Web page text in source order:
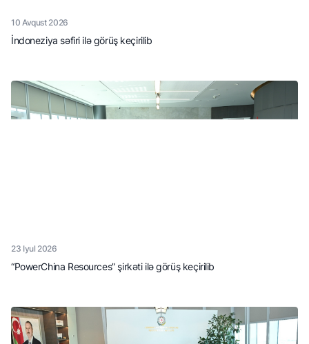
10 Avqust 2026
İndoneziya səfiri ilə görüş keçirilib
23 Iyul 2026
“PowerChina Resources” şirkəti ilə görüş keçirilib